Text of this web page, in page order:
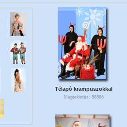
Télapó krampuszokkal
Megtekintés: 88586